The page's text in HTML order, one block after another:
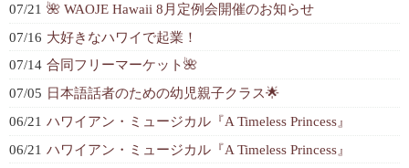
07/21 🌺 WAOJE Hawaii 8月定例会開催のお知らせ
07/16 大好きなハワイで起業！
07/14 合同フリーマーケット🌺
07/05 日本語話者のための幼児親子クラス🌟
06/21 ハワイアン・ミュージカル『A Timeless Princess』
06/21 ハワイアン・ミュージカル『A Timeless Princess』